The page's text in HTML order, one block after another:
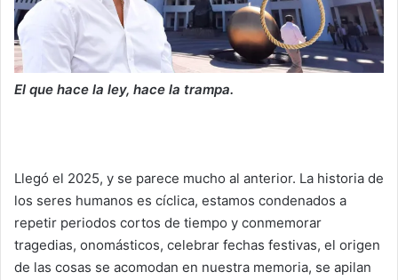
El que hace la ley, hace la trampa.
Llegó el 2025, y se parece mucho al anterior. La historia de
los seres humanos es cíclica, estamos condenados a
repetir periodos cortos de tiempo y conmemorar
tragedias, onomásticos, celebrar fechas festivas, el origen
de las cosas se acomodan en nuestra memoria, se apilan